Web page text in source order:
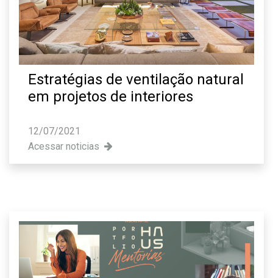
Estratégias de ventilação natural
em projetos de interiores
12/07/2021
Acessar noticias